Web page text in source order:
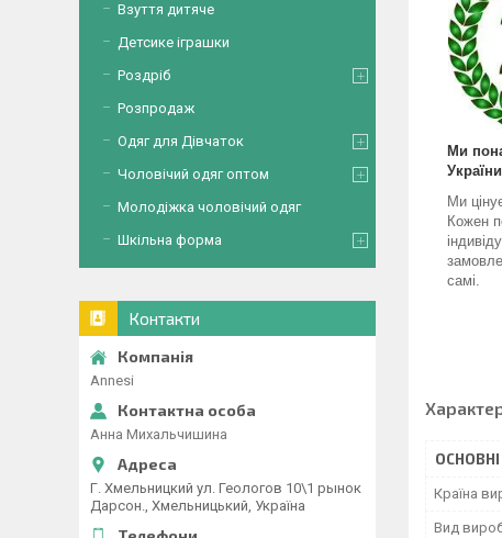
Ми
Ми
Кожен
самі.
Країна
Вид
Взуття дитяче
Детсике іграшки
Роздріб
Розпродаж
Одяг для Дівчаток
Чоловічий одяг оптом
Молодіжка чоловічий одяг
Шкільна форма
Контакти
Annesi
Анна Михальчишина
Г. Хмельницкий ул. Геологов 10\1 рынок
Дарсон., Хмельницький, Україна